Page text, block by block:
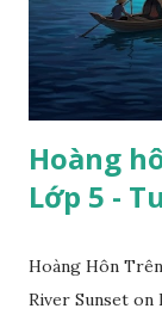
Hoàng
Lớp 5 -
Hoàng Hôn
River Sunset on